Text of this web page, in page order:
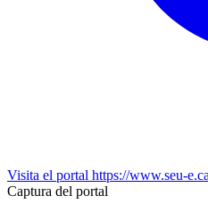
Visita el portal https://www.seu-
Captura del portal